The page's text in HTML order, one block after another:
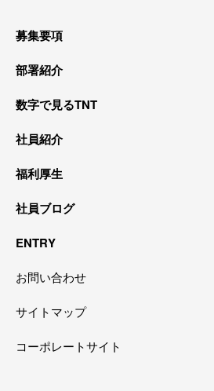
お問い合わせ
サイトマップ
コーポレートサイト
募集要項
部署紹介
数字で見るTNT
社員紹介
福利厚生
社員ブログ
ENTRY